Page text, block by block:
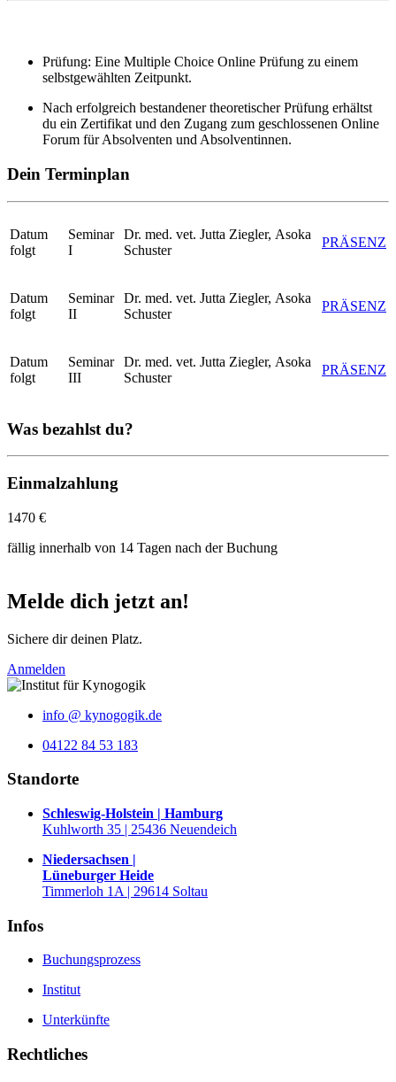
Prüfung: Eine Multiple Choice Online Prüfung zu einem
selbstgewählten Zeitpunkt.
Nach erfolgreich bestandener theoretischer Prüfung erhältst
du ein Zertifikat und den Zugang zum geschlossenen Online
Forum für Absolventen und Absolventinnen.
Dein Terminplan
Datum
folgt
Seminar
I
Dr. med. vet. Jutta Ziegler, Asoka
Schuster
PRÄSENZ
Datum
folgt
Seminar
II
Dr. med. vet. Jutta Ziegler, Asoka
Schuster
PRÄSENZ
Datum
folgt
Seminar
III
Dr. med. vet. Jutta Ziegler, Asoka
Schuster
PRÄSENZ
Was bezahlst du?
Einmalzahlung
1470 €
fällig innerhalb von 14 Tagen nach der Buchung
Melde dich jetzt an!
Sichere dir deinen Platz.
Anmelden
info @ kynogogik.de
04122 84 53 183
Standorte
Schleswig-Holstein | Hamburg
Kuhlworth 35 | 25436 Neuendeich
Niedersachsen |
Lüneburger Heide
Timmerloh 1A | 29614 Soltau
Infos
Buchungsprozess
Institut
Unterkünfte
Rechtliches